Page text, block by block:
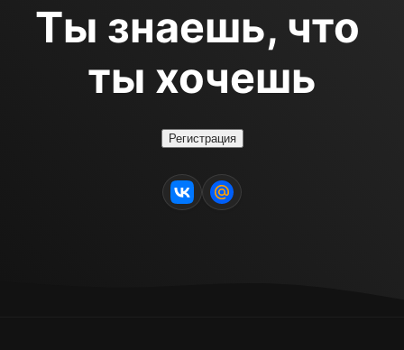
Ты знаешь, что
ты хочешь
Регистрация